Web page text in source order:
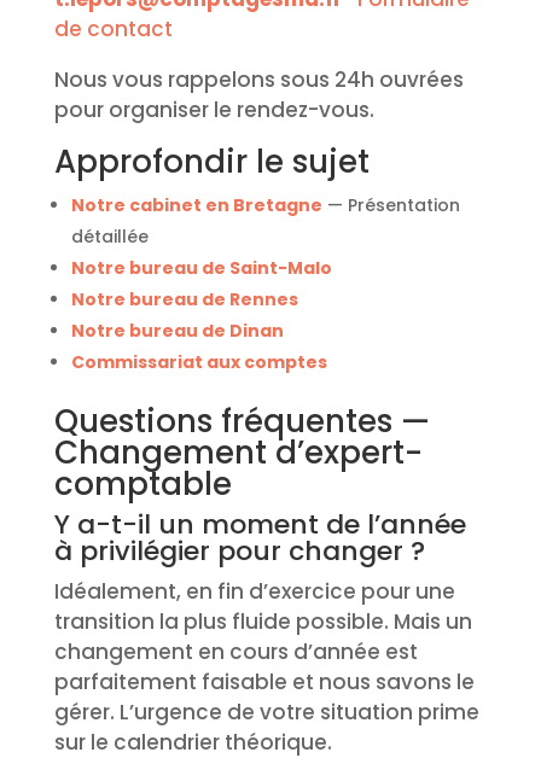
de contact
Nous vous rappelons sous 24h ouvrées
pour organiser le rendez-vous.
Approfondir le sujet
Notre cabinet en Bretagne — Présentation
détaillée
Notre bureau de Saint-Malo
Notre bureau de Rennes
Notre bureau de Dinan
Commissariat aux comptes
Questions fréquentes —
Changement d’expert-
comptable
Y a-t-il un moment de l’année
à privilégier pour changer ?
Idéalement, en fin d’exercice pour une
transition la plus fluide possible. Mais un
changement en cours d’année est
parfaitement faisable et nous savons le
gérer. L’urgence de votre situation prime
sur le calendrier théorique.